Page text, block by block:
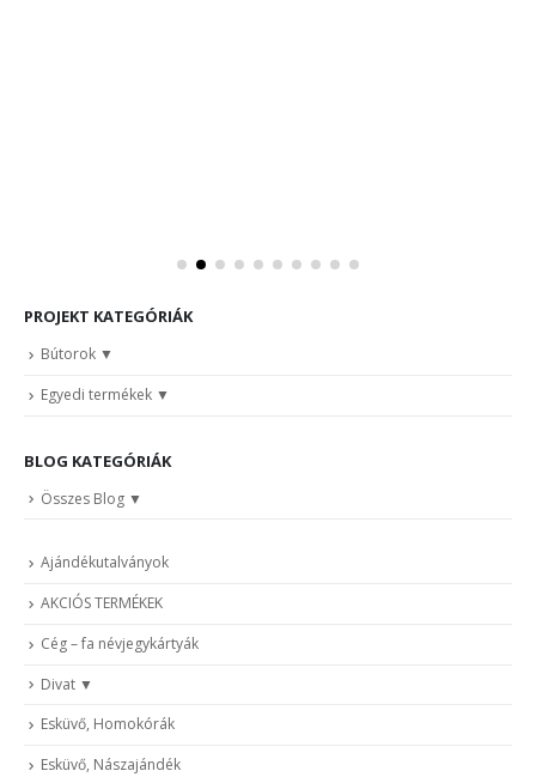
PROJEKT KATEGÓRIÁK
Bútorok
Egyedi termékek
BLOG KATEGÓRIÁK
Összes Blog
Ajándékutalványok
AKCIÓS TERMÉKEK
Cég – fa névjegykártyák
Divat
Esküvő, Homokórák
Esküvő, Nászajándék